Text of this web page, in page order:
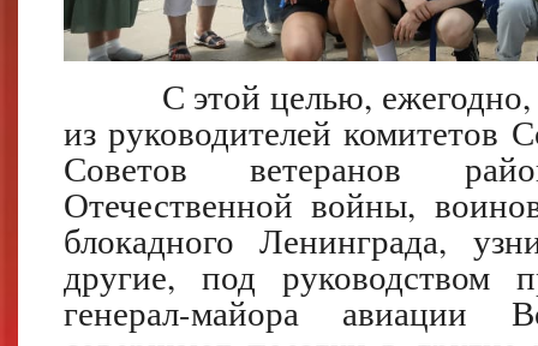
С этой целью, ежегодно,
из руководителей комитетов
Советов ветеранов
Отечественной войны,
блокадного Ленинграда,
другие, под руководством
генерал-майора авиации